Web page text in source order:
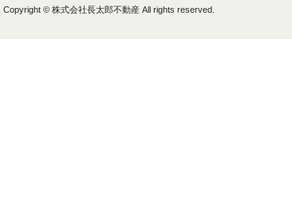
Copyright © 株式会社長太郎不動産 All rights reserved.